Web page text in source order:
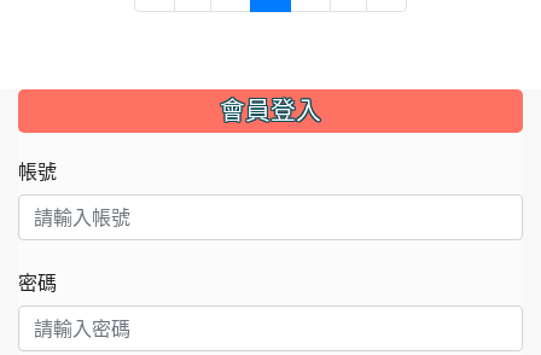
::: 會員登入
帳號
密碼